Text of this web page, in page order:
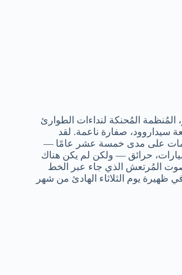
المُحنكة لنداءات الطوارئ
صفارة ناعمة. لقد
على مدى خمسة عشر عامًا —
حرائق — ولكن لم يكن هناك
المُرتعش الذي جاء عبر الخط
2:17 مساءً في ظهيرة يوم الثلاثاء الهادئ من شهر